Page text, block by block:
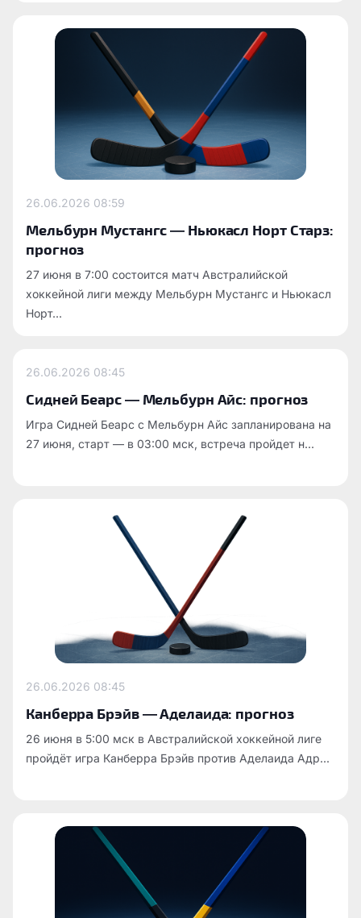
26.06.2026 08:59
Мельбурн Мустангс — Ньюкасл Норт Старз:
прогноз
27 июня в 7:00 состоится матч Австралийской
хоккейной лиги между Мельбурн Мустангс и Ньюкасл
Норт...
26.06.2026 08:45
Сидней Беарс — Мельбурн Айс: прогноз
Игра Сидней Беарс с Мельбурн Айс запланирована на
27 июня, старт — в 03:00 мск, встреча пройдет н...
26.06.2026 08:45
Канберра Брэйв — Аделаида: прогноз
26 июня в 5:00 мск в Австралийской хоккейной лиге
пройдёт игра Канберра Брэйв против Аделаида Адр...